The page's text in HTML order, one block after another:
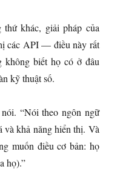
khác, giải pháp của
các API — điều này rất
không biết họ có ở đâu
kỹ thuật số.
“Nói theo ngôn ngữ
và khả năng hiển thị. Và
muốn điều cơ bản: họ
họ).”